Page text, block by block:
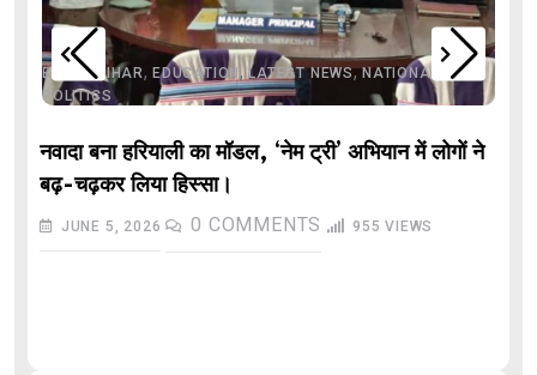
BIHAR,BIHAR, EDUCATION ,LATEST NEWS,NATIONAL
POLITICS
नवादा बना हरियाली का मॉडल, ‘नेम ट्री’ अभियान में लोगों ने
बढ़-चढ़कर लिया हिस्सा।
JUNE 5, 2026 0 COMMENTS 955 VIEWS